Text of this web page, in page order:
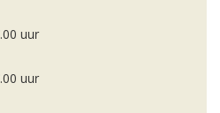
uur
uur